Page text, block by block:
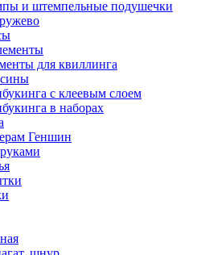
и штемпельные подушечки
для квиллинга
с клеевым слоем
в наборах
Геншин